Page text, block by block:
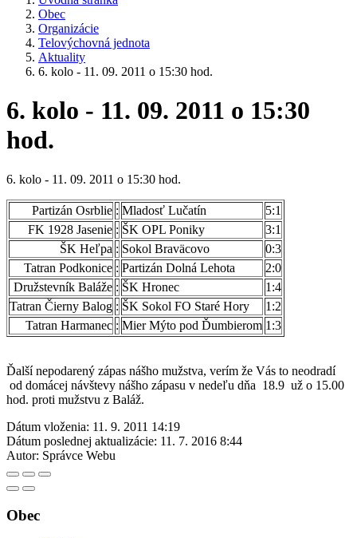
Obec
Organizácie
Telovýchovná jednota
Aktuality
6. kolo - 11. 09. 2011 o 15:30 hod.
6. kolo - 11. 09. 2011 o 15:30
hod.
6. kolo - 11. 09. 2011 o 15:30 hod.
Partizán Osrblie : Mladosť Lučatín
5:1
FK 1928 Jasenie : ŠK OPL Poniky
3:1
ŠK Heľpa : Sokol Braväcovo
0:3
Tatran Podkonice : Partizán Dolná Lehota
2:0
Družstevník Baláže : ŠK Hronec
1:4
Tatran Čierny Balog : ŠK Sokol FO Staré Hory
1:2
Tatran Harmanec : Mier Mýto pod Ďumbierom 1:3
Ďalší nepodarený zápas nášho mužstva, verím že Vás to neodradí
od domácej návštevy nášho zápasu v nedeľu dňa 18.9 už o 15.00
hod. proti mužstvu z Baláž.
Dátum vloženia: 11. 9. 2011 14:19
Dátum poslednej aktualizácie: 11. 7. 2016 8:44
Autor: Správce Webu
Obec